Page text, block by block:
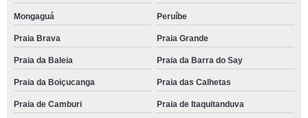
Mongaguá Peruíbe
Praia Brava Praia Grande
Praia da Baleia Praia da Barra do Say
Praia da Boiçucanga Praia das Calhetas
Praia de Camburi Praia de Itaquitanduva